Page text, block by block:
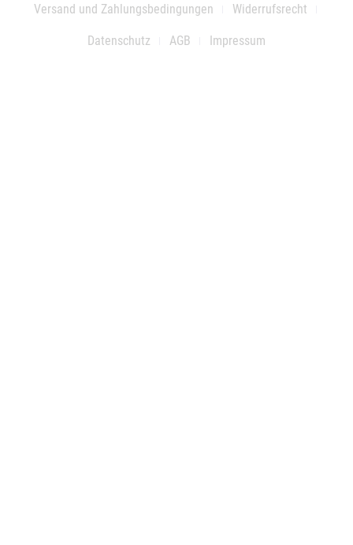
Versand und Zahlungsbedingungen Widerrufsrecht
Datenschutz AGB Impressum